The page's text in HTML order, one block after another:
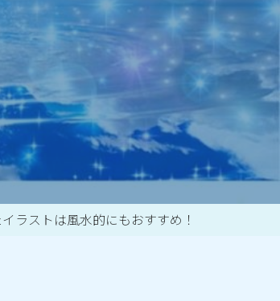
買取
品買取
ラストは風水的にもおすすめ！